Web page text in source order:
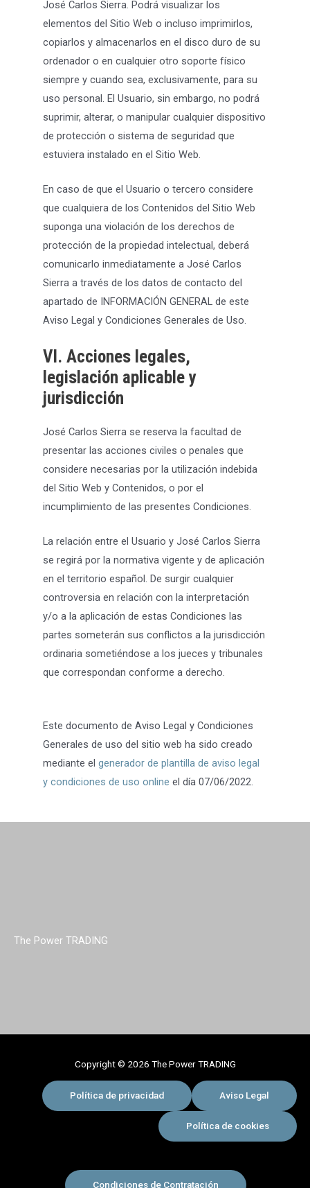
José Carlos Sierra. Podrá visualizar los
elementos del Sitio Web o incluso imprimirlos,
copiarlos y almacenarlos en el disco duro de su
ordenador o en cualquier otro soporte físico
siempre y cuando sea, exclusivamente, para su
uso personal. El Usuario, sin embargo, no podrá
suprimir, alterar, o manipular cualquier dispositivo
de protección o sistema de seguridad que
estuviera instalado en el Sitio Web.
En caso de que el Usuario o tercero considere
que cualquiera de los Contenidos del Sitio Web
suponga una violación de los derechos de
protección de la propiedad intelectual, deberá
comunicarlo inmediatamente a José Carlos
Sierra a través de los datos de contacto del
apartado de INFORMACIÓN GENERAL de este
Aviso Legal y Condiciones Generales de Uso.
VI. Acciones legales,
legislación aplicable y
jurisdicción
José Carlos Sierra se reserva la facultad de
presentar las acciones civiles o penales que
considere necesarias por la utilización indebida
del Sitio Web y Contenidos, o por el
incumplimiento de las presentes Condiciones.
La relación entre el Usuario y José Carlos Sierra
se regirá por la normativa vigente y de aplicación
en el territorio español. De surgir cualquier
controversia en relación con la interpretación
y/o a la aplicación de estas Condiciones las
partes someterán sus conflictos a la jurisdicción
ordinaria sometiéndose a los jueces y tribunales
que correspondan conforme a derecho.
Este documento de Aviso Legal y Condiciones
Generales de uso del sitio web ha sido creado
mediante elgenerador de plantilla de aviso legal
y condiciones de uso online el día 07/06/2022.
The Power TRADING
Copyright © 2026 The Power TRADING
Política de privacidad Aviso Legal
Política de cookies
Condiciones de Contratación